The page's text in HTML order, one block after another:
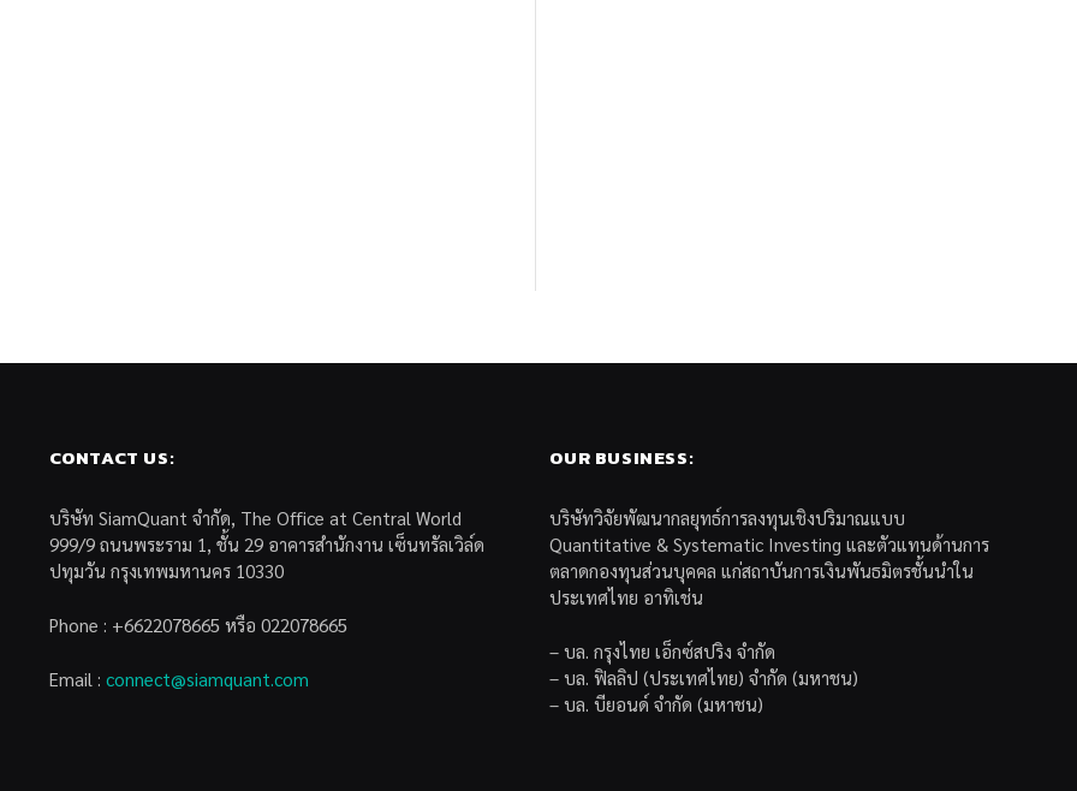
CONTACT US:
บริษัท SiamQuant จำกัด, The Office at Central World
999/9 ถนนพระราม 1, ชั้น 29 อาคารสำนักงาน เซ็นทรัลเวิล์ด
ปทุมวัน กรุงเทพมหานคร 10330
Phone : +6622078665 หรือ 022078665
Email : connect@siamquant.com
OUR BUSINESS:
บริษัทวิจัยพัฒนากลยุทธ์การลงทุนเชิงปริมาณแบบ
Quantitative & Systematic Investing และตัวแทนด้านการ
ตลาดกองทุนส่วนบุคคล แก่สถาบันการเงินพันธมิตรชั้นนำใน
ประเทศไทย อาทิเช่น
– บล. กรุงไทย เอ็กซ์สปริง จำกัด
– บล. ฟิลลิป (ประเทศไทย) จำกัด (มหาชน)
– บล. บียอนด์ จำกัด (มหาชน)